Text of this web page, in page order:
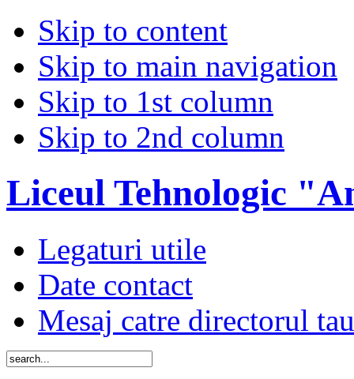
Skip to content
Skip to main navigation
Skip to 1st column
Skip to 2nd column
Liceul Tehnologic
Legaturi utile
Date contact
Mesaj catre directorul tau